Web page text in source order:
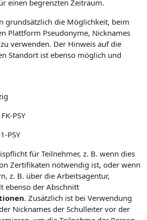
einen begrenzten Zeitraum.
grundsätzlich die Möglichkeit, beim
Plattform Pseudonyme, Nicknames
verwenden. Der Hinweis auf die
Standort ist ebenso möglich und
PSY
PSY
für Teilnehmer, z. B. wenn dies
Zertifikaten notwendig ist, oder wenn
z. B. über die Arbeitsagentur,
ebenso der Abschnitt
. Zusätzlich ist bei Verwendung
Nicknames der Schulleiter vor der